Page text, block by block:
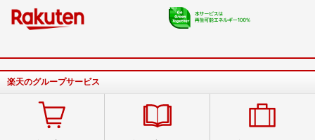
楽天のグループサービス